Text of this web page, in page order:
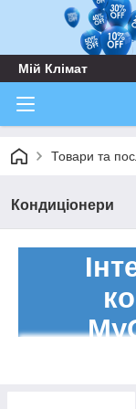
Мій Клімат
Товари та
Кондиціонери